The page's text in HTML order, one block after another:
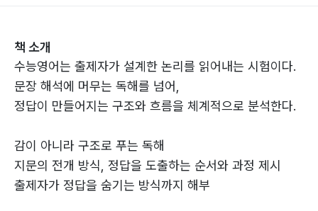
책 소개
수능영어는 출제자가 설계한 논리를 읽어내는 시험이다.
문장 해석에 머무는 독해를 넘어,
정답이 만들어지는 구조와 흐름을 체계적으로 분석한다.
감이 아니라 구조로 푸는 독해
지문의 전개 방식, 정답을 도출하는 순서와 과정 제시
출제자가 정답을 숨기는 방식까지 해부